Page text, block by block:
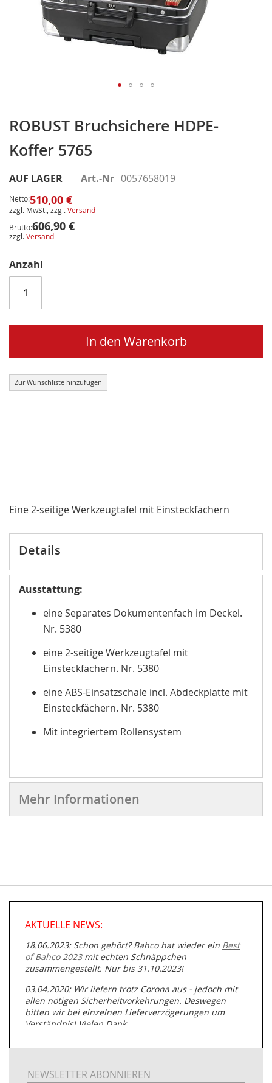
ROBUST Bruchsichere HDPE-
Koffer 5765
AUF LAGER Art.-Nr 0057658019
Netto:510,00 €
zzgl. MwSt., zzgl.Versand
Brutto:606,90 €
zzgl.Versand
Anzahl
In den Warenkorb
Zur Wunschliste hinzufügen
Eine 2-seitige Werkzeugtafel mit Einsteckfächern
Anfang
der
Bildergalerie
Details
Ausstattung:
eine Separates Dokumentenfach im Deckel.
Nr. 5380
eine 2-seitige Werkzeugtafel mit
Einsteckfächern. Nr. 5380
eine ABS-Einsatzschale incl. Abdeckplatte mit
Einsteckfächern. Nr. 5380
Mit integriertem Rollensystem
Mehr Informationen
AKTUELLE NEWS:
18.06.2023: Schon gehört? Bahco hat wieder ein Best
of Bahco 2023mit echten Schnäppchen
zusammengestellt. Nur bis 31.10.2023!
03.04.2020: Wir liefern trotz Corona aus - jedoch mit
allen nötigen Sicherheitvorkehrungen. Deswegen
bitten wir bei einzelnen Lieferverzögerungen um
Verständnis! Vielen Dank.
05.07.2019: Neuester Zugang zu unserer
Rohrbearbeitung
NEWSLETTER ABONNIEREN